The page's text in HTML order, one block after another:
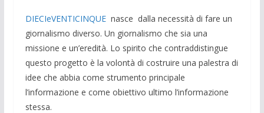
DIECIeVENTICINQUE nasce dalla necessità di fare un
giornalismo diverso. Un giornalismo che sia una
missione e un’eredità. Lo spirito che contraddistingue
questo progetto è la volontà di costruire una palestra di
idee che abbia come strumento principale
l’informazione e come obiettivo ultimo l’informazione
stessa.